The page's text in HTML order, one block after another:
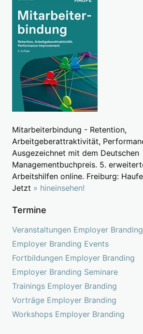
Mitarbeiterbindung - Retention,
Arbeitgeberattraktivität,
Ausgezeichnet mit dem Deutschen
Managementbuchpreis. 5.
Arbeitshilfen online. Freiburg:
Jetzt » hineinsehen!
Termine
Veranstaltungen Employer Branding
Employer Branding Events
Fortbildungen Employer Branding
Employer Branding Seminare
Trainings Employer Branding
Vorträge Employer Branding
Workshops Employer Branding